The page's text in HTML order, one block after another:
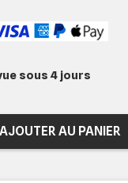
sous 4 jours
AJOUTER AU PANIER